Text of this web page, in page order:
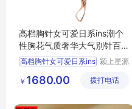
高档胸针女可爱日系ins潮个
性胸花气质奢华大气别针百
搭女士配饰
高档胸针女可爱日系ins 颍上星源
有限公司
￥ 1680.00 拨打电话